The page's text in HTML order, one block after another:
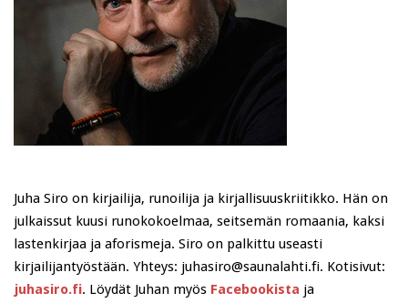
Juha Siro on kirjailija, runoilija ja kirjallisuuskriitikko. Hän on
julkaissut kuusi runokokoelmaa, seitsemän romaania, kaksi
lastenkirjaa ja aforismeja. Siro on palkittu useasti
kirjailijantyöstään. Yhteys: juhasiro@saunalahti.fi. Kotisivut:
juhasiro.fi. Löydät Juhan myös Facebookista ja